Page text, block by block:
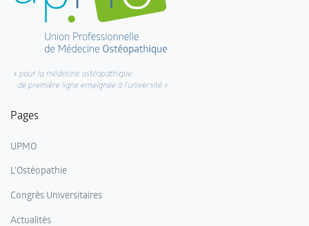
Pages
UPMO
L'Ostéopathie
Congrès Universitaires
Actualités